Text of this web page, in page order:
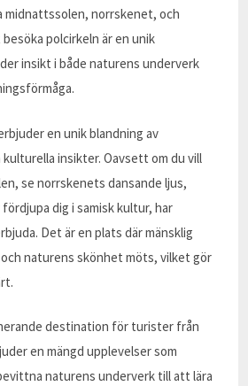
midnattssolen, norrskenet, och
polcirkeln är en unik
insikt i både naturens underverk
en unik blandning av
insikter. Oavsett om du vill
se norrskenets dansande ljus,
dig i samisk kultur, har
Det är en plats där mänsklig
naturens skönhet möts, vilket gör
destination för turister från
en mängd upplevelser som
naturens underverk till att lära